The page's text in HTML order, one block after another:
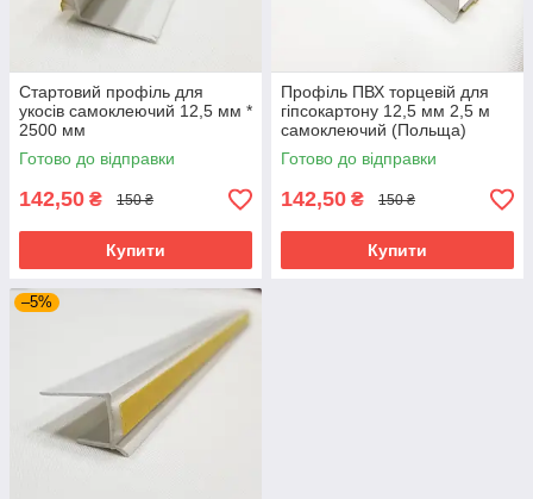
Стартовий профіль для
укосів самоклеючий 12,5 мм *
2500 мм
Готово до відправки
142,50 ₴ 150 ₴
Купити
Профіль ПВХ торцевій для
гіпсокартону 12,5 мм 2,5 м
самоклеючий (Польща)
Готово до відправки
142,50 ₴ 150 ₴
Купити
–5%